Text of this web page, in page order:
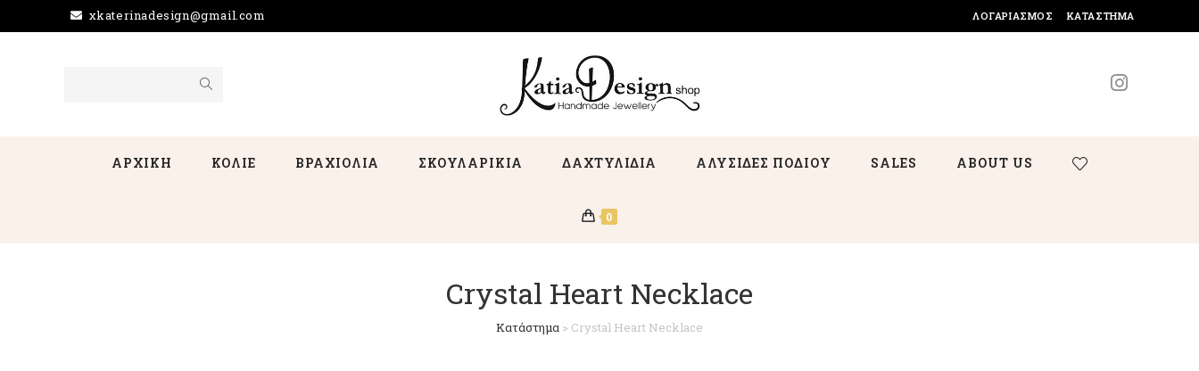
ΛΟΓΑΡΙΑΣΜΌΣ ΚΑΤΆΣΤΗΜΑ
xkaterinadesign@gmail.com
ΑΡΧΙΚΗ ΚΟΛΙΕ ΒΡΑΧΙΟΛΙΑ ΣΚΟΥΛΑΡΙΚΙΑ ΔΑΧΤΥΛΙΔΙΑ ΑΛΥΣΙΔΕΣ ΠΟΔΙΟΥ SALES ABOUT US
0
Crystal Heart Necklace
Κατάστημα > Crystal Heart Necklace